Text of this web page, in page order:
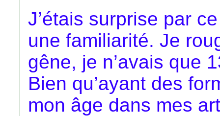
J’étais surprise par
une familiarité. Je
gêne, je n’avais que
Bien qu’ayant des
mon âge dans mes